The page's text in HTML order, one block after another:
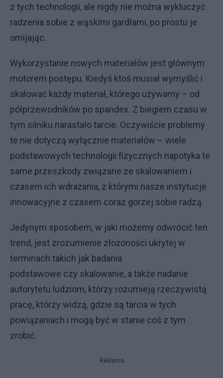
z tych technologii, ale nigdy nie można wykluczyć
radzenia sobie z wąskimi gardłami, po prostu je
omijając.
Wykorzystanie nowych materiałów jest głównym
motorem postępu. Kiedyś ktoś musiał wymyślić i
skalować każdy materiał, którego używamy – od
półprzewodników po spandex. Z biegiem czasu w
tym silniku narastało tarcie. Oczywiście problemy
te nie dotyczą wyłącznie materiałów – wiele
podstawowych technologii fizycznych napotyka te
same przeszkody związane ze skalowaniem i
czasem ich wdrażania, z którymi nasze instytucje
innowacyjne z czasem coraz gorzej sobie radzą.
Jedynym sposobem, w jaki możemy odwrócić ten
trend, jest zrozumienie złożoności ukrytej w
terminach takich jak badania
podstawowe czy skalowanie, a także nadanie
autorytetu ludziom, którzy rozumieją rzeczywistą
pracę, którzy widzą, gdzie są tarcia w tych
powiązaniach i mogą być w stanie coś z tym
zrobić.
Reklama